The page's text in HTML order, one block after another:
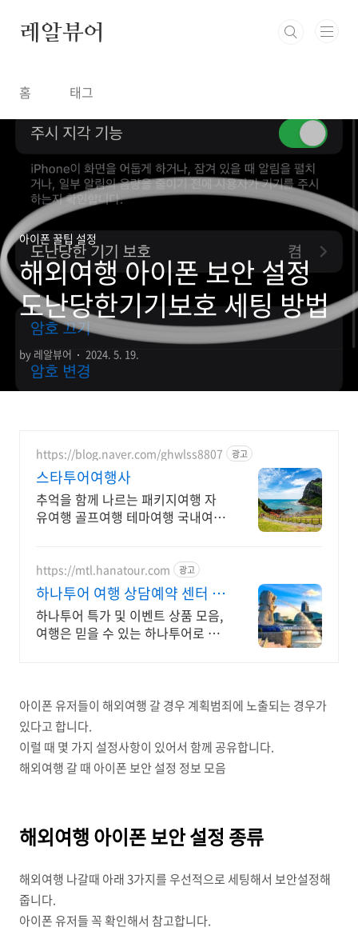
레알뷰어
홈 태그
아이폰 꿀팁 설정
해외여행 아이폰 보안 설정
도난당한기기보호 세팅 방법
by 레알뷰어 2024. 5. 19.
https://blog.naver.com/ghwlss8807 광고
스타투어여행사
추억을 함께 나르는 패키지여행 자
유여행 골프여행 테마여행 국내여행
https://mtl.hanatour.com 광고
하나투어 여행 상담예약 센터 하
나투어 공식인증예약센터 !
하나투어 특가 및 이벤트 상품 모음,
여행은 믿을 수 있는 하나투어로 떠
아이폰 유저들이 해외여행 갈 경우 계획범죄에 노출되는 경우가
있다고 합니다.
이럴 때 몇 가지 설정사항이 있어서 함께 공유합니다.
해외여행 갈 때 아이폰 보안 설정 정보 모음
해외여행 아이폰 보안 설정 종류
해외여행 나갈때 아래 3가지를 우선적으로 세팅해서 보안설정해
줍니다.
아이폰 유저들 꼭 확인해서 참고합니다.